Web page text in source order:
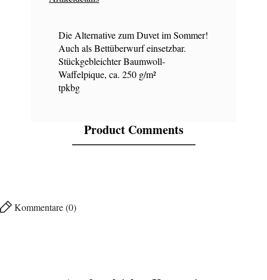
Die Alternative zum Duvet im Sommer!
Auch als Bettüberwurf einsetzbar.
Stückgebleichter Baumwoll-
Waffelpique, ca. 250 g/m²
tpkbg
Product Comments
Kommentare (0)